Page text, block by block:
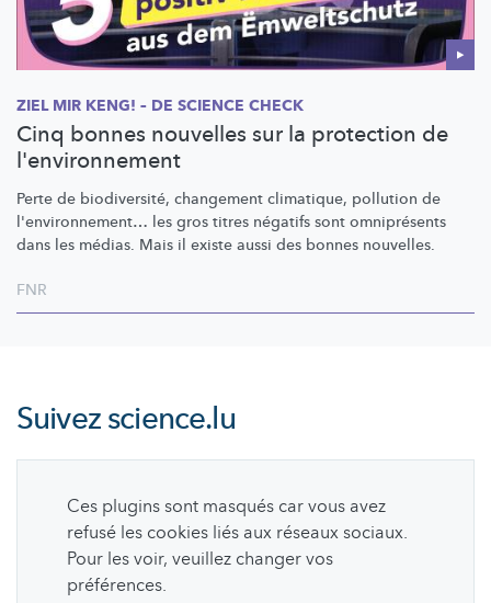
ZIEL MIR KENG! – DE SCIENCE CHECK
Cinq bonnes nouvelles sur la protection de
l'environnement
Perte de biodiversité, changement climatique, pollution de
l'environnement… les gros titres négatifs sont omniprésents
dans les médias. Mais il existe aussi des bonnes nouvelles.
FNR
Suivezscience.lu
Ces plugins sont masqués car vous avez
refusé les cookies liés aux réseaux sociaux.
Pour les voir, veuillez changer vos
préférences.